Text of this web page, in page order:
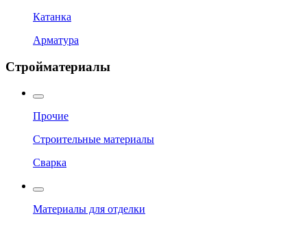
Катанка
Арматура
Стройматериалы
Прочие
Строительные материалы
Сварка
Материалы для отделки